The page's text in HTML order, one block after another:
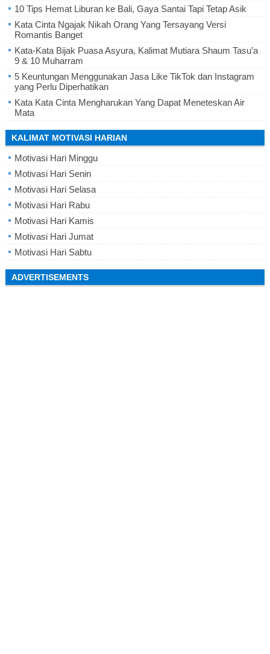
10 Tips Hemat Liburan ke Bali, Gaya Santai Tapi Tetap Asik
Kata Cinta Ngajak Nikah Orang Yang Tersayang Versi
Romantis Banget
Kata-Kata Bijak Puasa Asyura, Kalimat Mutiara Shaum Tasu’a
9 & 10 Muharram
5 Keuntungan Menggunakan Jasa Like TikTok dan Instagram
yang Perlu Diperhatikan
Kata Kata Cinta Mengharukan Yang Dapat Meneteskan Air
Mata
KALIMAT MOTIVASI HARIAN
Motivasi Hari Minggu
Motivasi Hari Senin
Motivasi Hari Selasa
Motivasi Hari Rabu
Motivasi Hari Kamis
Motivasi Hari Jumat
Motivasi Hari Sabtu
ADVERTISEMENTS